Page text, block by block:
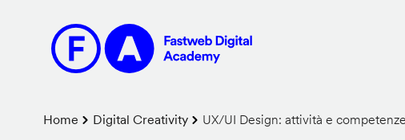
contenuto
principale
Briciole
Home Digital Creativity UX/UI Design: attività e competenze